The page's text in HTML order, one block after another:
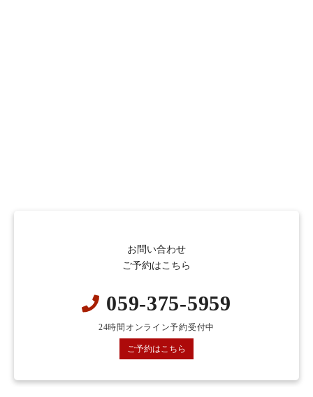
お問い合わせ
ご予約はこちら
059-375-5959
24時間オンライン予約受付中
ご予約はこちら